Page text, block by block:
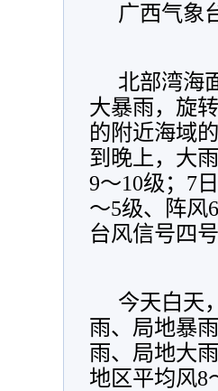
广西气象
北部湾海
大暴雨，旋
的附近海域
到晚上，大
9～10级；7
～5级、阵风
台风信号四
今天白天
雨、局地暴
雨、局地大
地区平均风8